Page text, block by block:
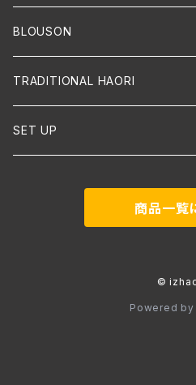
BLOUSON
TRADITIONAL HAORI
SET UP
商品一覧
©
Powered by